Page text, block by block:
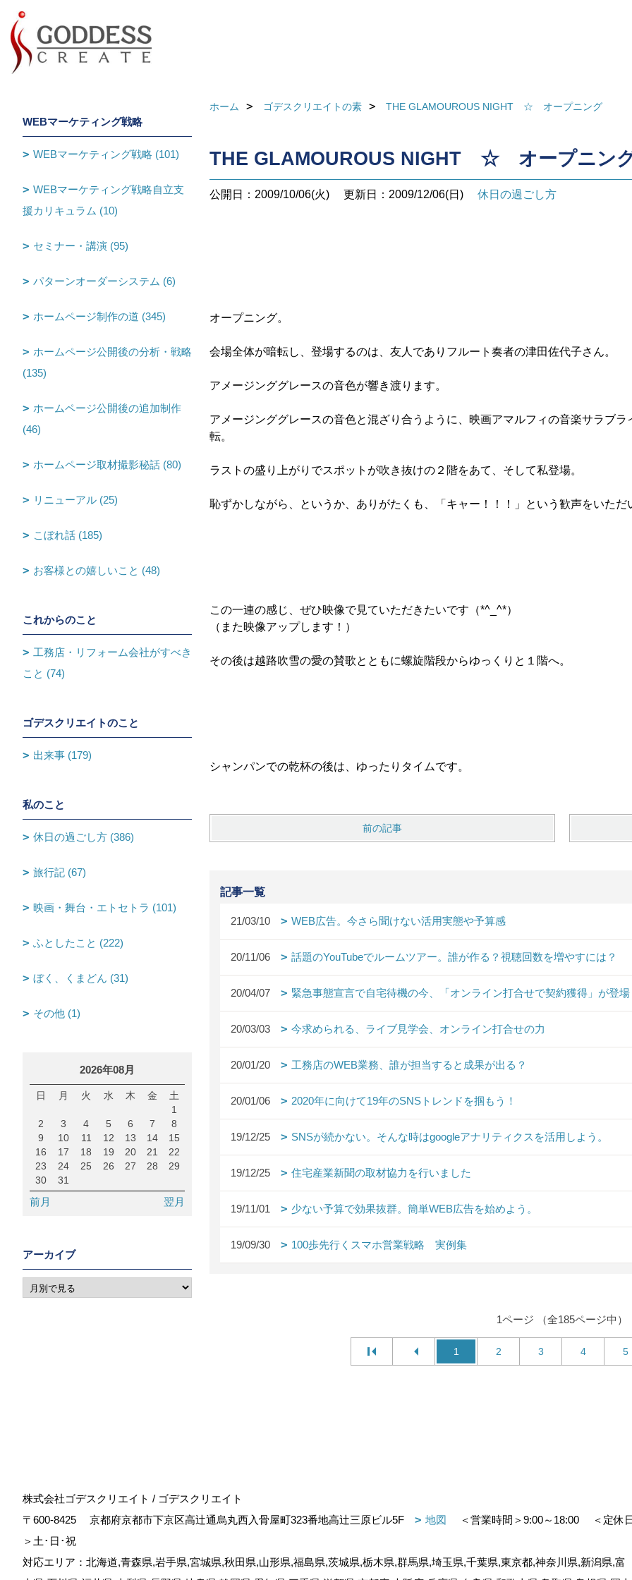
ホーム ゴデスクリエイトの素 THE GLAMOUROUS NIGHT ☆ オープニング
THE GLAMOUROUS NIGHT ☆ オープニン
公開日：2009/10/06(火) 更新日：2009/12/06(日) 休日の過ごし方
オープニング。
会場全体が暗転し、登場するのは、友人でありフルート奏者の津田佐代子さん。
アメージンググレースの音色が響き渡ります。
アメージンググレースの音色と混ざり合うように、映画アマルフィの音楽サラブ
転。
ラストの盛り上がりでスポットが吹き抜けの２階をあて、そして私登場。
恥ずかしながら、というか、ありがたくも、「キャー！！！」という歓声をいただ
この一連の感じ、ぜひ映像で見ていただきたいです（*^_^*）
（また映像アップします！）
その後は越路吹雪の愛の賛歌とともに螺旋階段からゆっくりと１階へ。
シャンパンでの乾杯の後は、ゆったりタイムです。
前の記事
記事一覧
21/03/10 WEB広告。今さら聞けない活用実態や予算感
20/11/06 話題のYouTubeでルームツアー。誰が作る？視聴回数を増やすには？
20/04/07 緊急事態宣言で自宅待機の今、「オンライン打合せで契約獲得」が登
20/03/03 今求められる、ライブ見学会、オンライン打合せの力
20/01/20 工務店のWEB業務、誰が担当すると成果が出る？
20/01/06 2020年に向けて19年のSNSトレンドを掴もう！
19/12/25 SNSが続かない。そんな時はgoogleアナリティクスを活用しよう。
19/12/25 住宅産業新聞の取材協力を行いました
19/11/01 少ない予算で効果抜群。簡単WEB広告を始めよう。
19/09/30 100歩先行くスマホ営業戦略 実例集
1ページ （全185ページ中）
1 2 3 4 5
WEBマーケティング戦略
WEBマーケティング戦略 (101)
WEBマーケティング戦略自立支
援カリキュラム (10)
セミナー・講演 (95)
パターンオーダーシステム (6)
ホームページ制作の道 (345)
ホームページ公開後の分析・戦略
(135)
ホームページ公開後の追加制作
(46)
ホームページ取材撮影秘話 (80)
リニューアル (25)
こぼれ話 (185)
お客様との嬉しいこと (48)
これからのこと
工務店・リフォーム会社がすべき
こと (74)
ゴデスクリエイトのこと
出来事 (179)
私のこと
休日の過ごし方 (386)
旅行記 (67)
映画・舞台・エトセトラ (101)
ふとしたこと (222)
ぼく、くまどん (31)
その他 (1)
2026年08月
日 月 火 水 木 金
土
1
2
3 4 5 6 7
8
9
10 11 12 13 14
15
16
17 18 19 20 21
22
23
24 25 26 27 28
29
30
31
前月 翌月
アーカイブ
株式会社ゴデスクリエイト / ゴデスクリエイト
〒600-8425
京都府京都市下京区高辻通烏丸西入骨屋町323番地高辻三原ビル5F 地図 ＜営業時間＞9:00～18:00
＜定休
＞土･日･祝
対応エリア：北海道,青森県,岩手県,宮城県,秋田県,山形県,福島県,茨城県,栃木県,群馬県,埼玉県,千葉県,東京都,神奈川県,新潟県,富